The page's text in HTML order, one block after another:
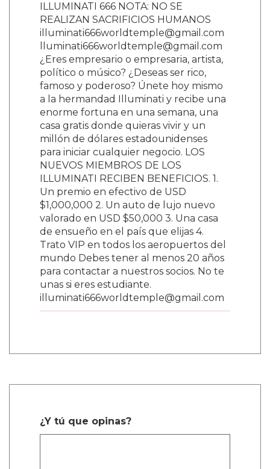
ILLUMINATI 666 NOTA: NO SE
REALIZAN SACRIFICIOS HUMANOS
illuminati666worldtemple@gmail.com
lluminati666worldtemple@gmail.com
¿Eres empresario o empresaria, artista,
político o músico? ¿Deseas ser rico,
famoso y poderoso? Únete hoy mismo
a la hermandad Illuminati y recibe una
enorme fortuna en una semana, una
casa gratis donde quieras vivir y un
millón de dólares estadounidenses
para iniciar cualquier negocio. LOS
NUEVOS MIEMBROS DE LOS
ILLUMINATI RECIBEN BENEFICIOS. 1.
Un premio en efectivo de USD
$1,000,000 2. Un auto de lujo nuevo
valorado en USD $50,000 3. Una casa
de ensueño en el país que elijas 4.
Trato VIP en todos los aeropuertos del
mundo Debes tener al menos 20 años
para contactar a nuestros socios. No te
unas si eres estudiante.
illuminati666worldtemple@gmail.com
¿Y tú que opinas?